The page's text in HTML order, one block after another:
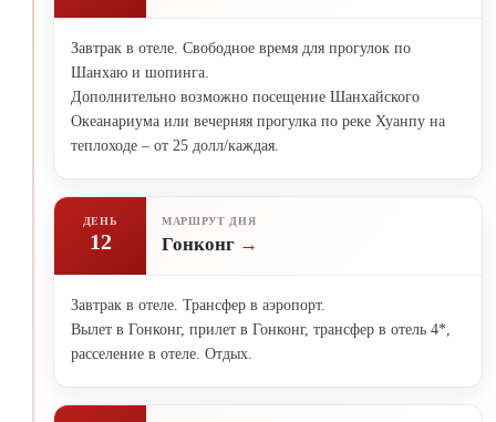
Завтрак в отеле. Свободное время для прогулок по
Шанхаю и шопинга.
Дополнительно возможно посещение Шанхайского
Океанариума или вечерняя прогулка по реке Хуанпу на
теплоходе – от 25 долл/каждая.
ДЕНЬ
12
МАРШРУТ ДНЯ
Гонконг
Завтрак в отеле. Трансфер в аэропорт.
Вылет в Гонконг, прилет в Гонконг, трансфер в отель 4*,
расселение в отеле. Отдых.